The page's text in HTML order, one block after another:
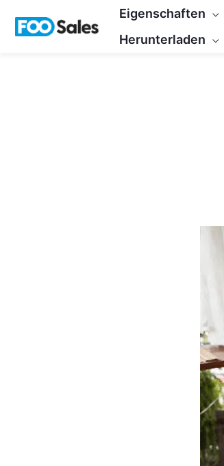
Inhalt
Eigenschaften
Herunterladen